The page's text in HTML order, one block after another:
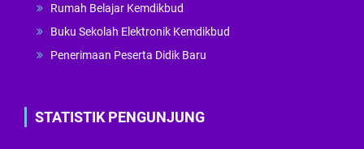
Rumah Belajar Kemdikbud
Buku Sekolah Elektronik Kemdikbud
Penerimaan Peserta Didik Baru
STATISTIK PENGUNJUNG